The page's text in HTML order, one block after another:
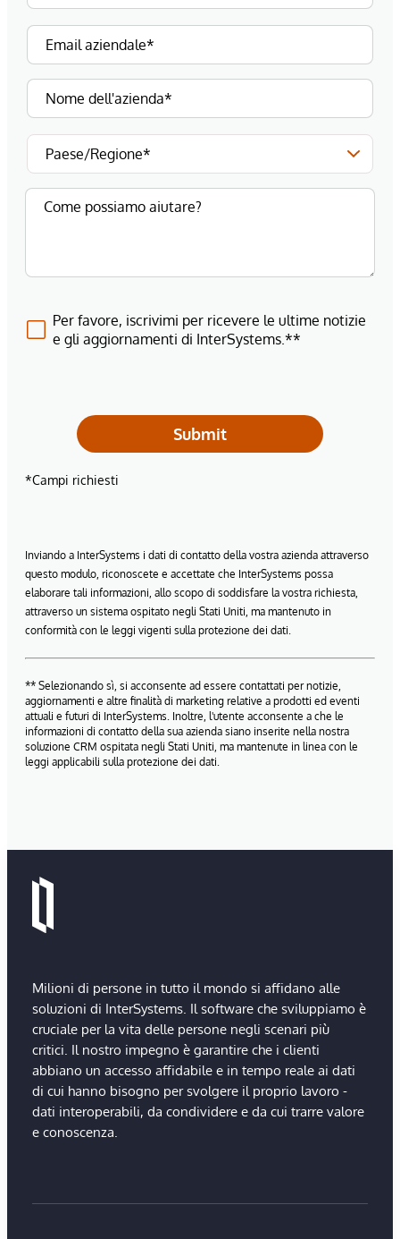
Per favore, iscrivimi per ricevere le ultime notizie
e gli aggiornamenti di InterSystems.**
Submit
*Campi richiesti
Inviando a InterSystems i dati di contatto della vostra azienda attraverso
questo modulo, riconoscete e accettate che InterSystems possa
elaborare tali informazioni, allo scopo di soddisfare la vostra richiesta,
attraverso un sistema ospitato negli Stati Uniti, ma mantenuto in
conformità con le leggi vigenti sulla protezione dei dati.
** Selezionando sì, si acconsente ad essere contattati per notizie,
aggiornamenti e altre finalità di marketing relative a prodotti ed eventi
attuali e futuri di InterSystems. Inoltre, l'utente acconsente a che le
informazioni di contatto della sua azienda siano inserite nella nostra
soluzione CRM ospitata negli Stati Uniti, ma mantenute in linea con le
leggi applicabili sulla protezione dei dati.
Milioni di persone in tutto il mondo si affidano alle
soluzioni di InterSystems. Il software che sviluppiamo è
cruciale per la vita delle persone negli scenari più
critici. Il nostro impegno è garantire che i clienti
abbiano un accesso affidabile e in tempo reale ai dati
di cui hanno bisogno per svolgere il proprio lavoro -
dati interoperabili, da condividere e da cui trarre valore
e conoscenza.